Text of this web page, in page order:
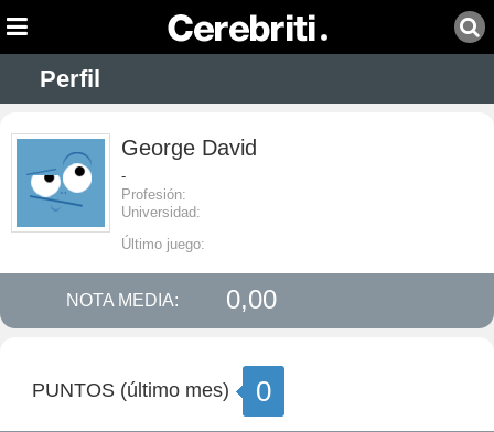
Perfil
George David
-
Profesión:
Universidad:
Último juego:
NOTA MEDIA: 0,00
PUNTOS (último mes) 0